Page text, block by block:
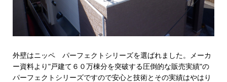
外壁はニッペ パーフェクトシリーズを選ばれました。メーカ
ー資料より"戸建て６０万棟分を突破する圧倒的な販売実績"の
パーフェクトシリーズですので安心と技術とその実績はやはり